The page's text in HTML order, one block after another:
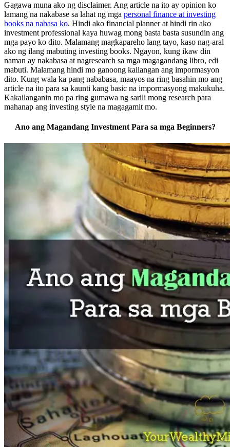
Gagawa muna ako ng disclaimer. Ang article na ito ay opinion ko
lamang na nakabase sa lahat ng mga personal finance at investing
books na nabasa ko. Hindi ako financial planner at hindi rin ako
investment professional kaya huwag mong basta basta susundin ang
mga payo ko dito. Malamang magkapareho lang tayo, kaso nag-aral
ako ng ilang mabuting investing books. Ngayon, kung ikaw din
naman ay nakabasa at nagresearch sa mga magagandang libro, edi
mabuti. Malamang hindi mo ganoong kailangan ang impormasyon
dito. Kung wala ka pang nababasa, maayos na ring basahin mo ang
article na ito para sa kaunti kang basic na impormasyong makukuha.
Kakailanganin mo pa ring gumawa ng sarili mong research para
mahanap ang investing style na magagamit mo.
Ano ang Magandang Investment Para sa mga Beginners?